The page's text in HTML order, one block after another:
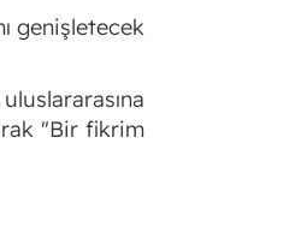
genişletecek
"Bir fikrim